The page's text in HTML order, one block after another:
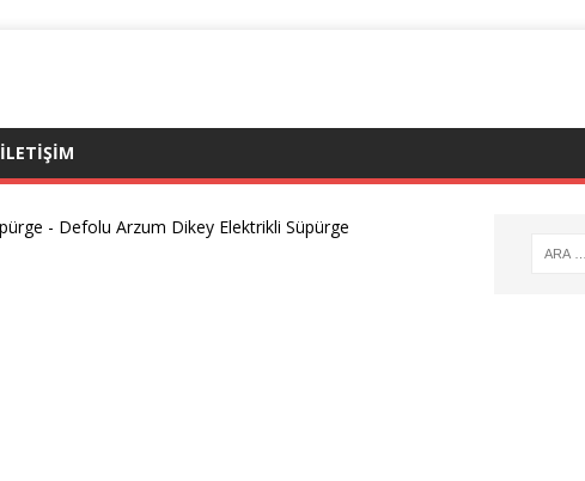
ILETIŞIM
- Defolu Arzum Dikey Elektrikli Süpürge